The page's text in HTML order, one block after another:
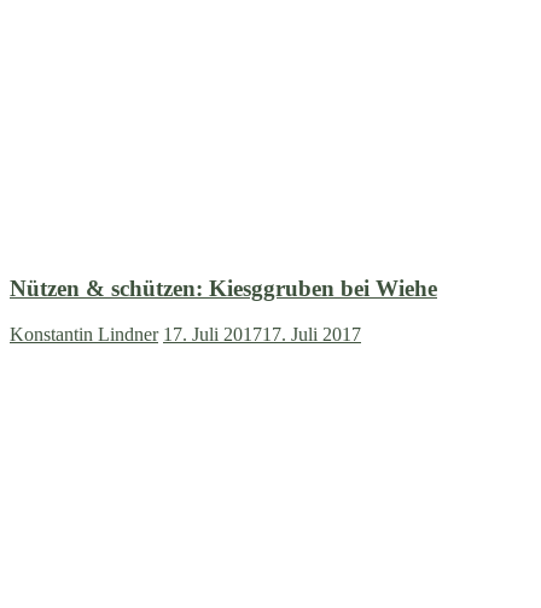
Nützen & schützen: Kiesggruben bei Wiehe
Konstantin Lindner 17. Juli 201717. Juli 2017